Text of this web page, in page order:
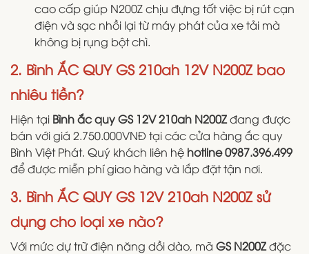
cao cấp giúp N200Z chịu đựng tốt việc bị rút cạn
điện và sạc nhồi lại từ máy phát của xe tải mà
không bị rụng bột chì.
2. Bình ẮC QUY GS 210ah 12V N200Z bao
nhiêu tiền?
Hiện tại Bình ắc quy GS 12V 210ah N200Zđang được
bán với giá 2.750.000VNĐ tại các cửa hàng ắc quy
Bình Việt Phát. Quý khách liên hệ hotline 0987.396.499
để được miễn phí giao hàng và lắp đặt tận nơi.
3. Bình ẮC QUY GS 12V 210ah N200Z sử
dụng cho loại xe nào?
Với mức dự trữ điện năng dồi dào, mã GS N200Zđặc